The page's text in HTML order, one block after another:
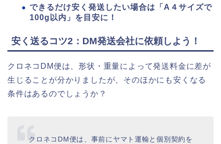
できるだけ安く発送したい場合は「A４サイズで
100g以内」を目安に！
安く送るコツ2：DM発送会社に依頼しよう！
クロネコDM便は、形状・重量によって発送料金に差が
生じることが分かりましたが、そのほかにも安くなる
条件はあるのでしょうか？
クロネコDM便は、事前にヤマト運輸と個別契約を